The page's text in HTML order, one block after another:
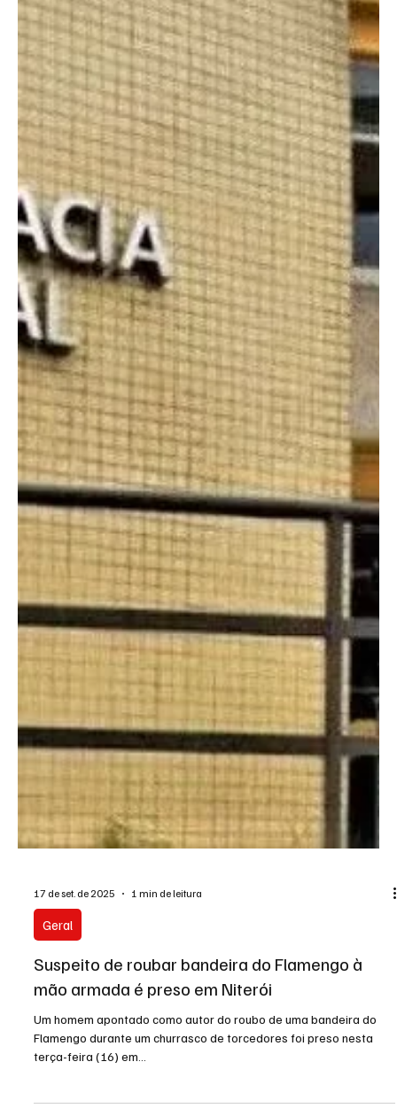
18 de set. de 2025 2 min de leitura
Geral
Secretário de Saúde é acusado de mentir pela
Segurança em meio ao caos da violência nos
hospitais
O secretário estadual de Segurança, Victor Santos, criticou
duramente o secretário municipal de Saúde do Rio, Daniel Soranz,
após...